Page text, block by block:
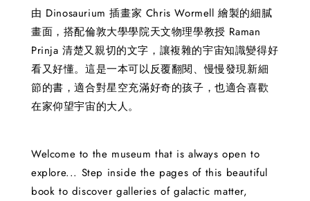
由 Dinosaurium 插畫家 Chris Wormell 繪製的細膩
畫面，搭配倫敦大學學院天文物理學教授 Raman
Prinja 清楚又親切的文字，讓複雜的宇宙知識變得好
看又好懂。這是一本可以反覆翻閱、慢慢發現新細
節的書，適合對星空充滿好奇的孩子，也適合喜歡
在家仰望宇宙的大人。
Welcome to the museum that is always open to
explore... Step inside the pages of this beautiful
book to discover galleries of galactic matter,